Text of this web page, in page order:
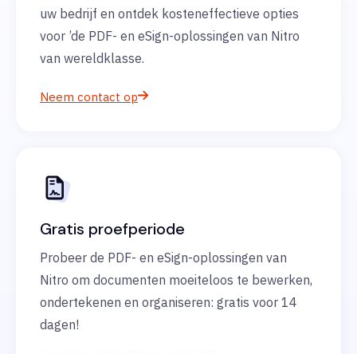
uw bedrijf en ontdek kosteneffectieve opties
voor ’de PDF- en eSign-oplossingen van Nitro
van wereldklasse.
Neem contact op
Gratis proefperiode
Probeer de PDF- en eSign-oplossingen van
Nitro om documenten moeiteloos te bewerken,
ondertekenen en organiseren: gratis voor 14
dagen!